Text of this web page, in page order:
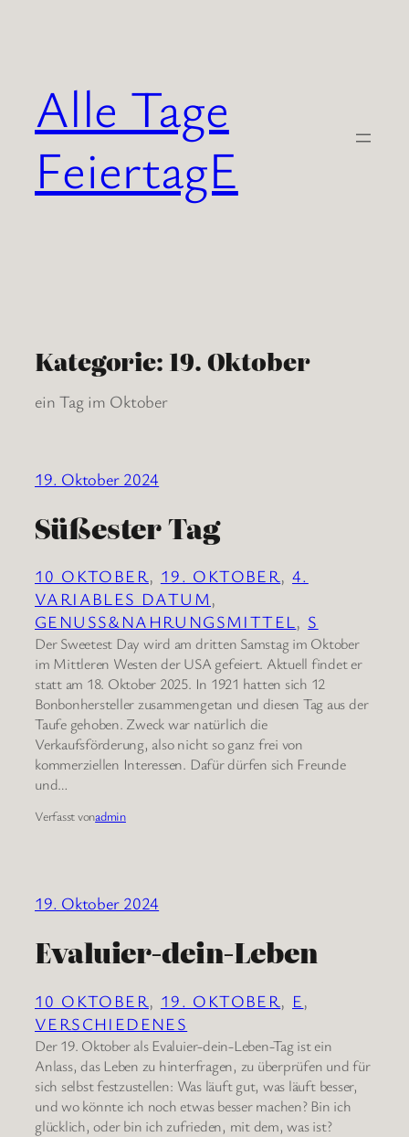
Alle Tage
FeiertagE
Kategorie: 19. Oktober
ein Tag im Oktober
19. Oktober 2024
Süßester Tag
10 OKTOBER, 19. OKTOBER, 4.
VARIABLES DATUM
GENUSS&NAHRUNGSMITTEL, S
Der Sweetest Day wird am dritten Samstag im Oktober
im Mittleren Westen der USA gefeiert. Aktuell findet er
statt am 18. Oktober 2025. In 1921 hatten sich 12
Bonbonhersteller zusammengetan und diesen Tag aus der
Taufe gehoben. Zweck war natürlich die
Verkaufsförderung, also nicht so ganz frei von
kommerziellen Interessen. Dafür dürfen sich Freunde
und…
Verfasst vonadmin
19. Oktober 2024
Evaluier-dein-Leben
10 OKTOBER, 19. OKTOBER, E
VERSCHIEDENES
Der 19. Oktober als Evaluier-dein-Leben-Tag ist ein
Anlass, das Leben zu hinterfragen, zu überprüfen und für
sich selbst festzustellen: Was läuft gut, was läuft besser,
und wo könnte ich noch etwas besser machen? Bin ich
glücklich, oder bin ich zufrieden, mit dem, was ist?